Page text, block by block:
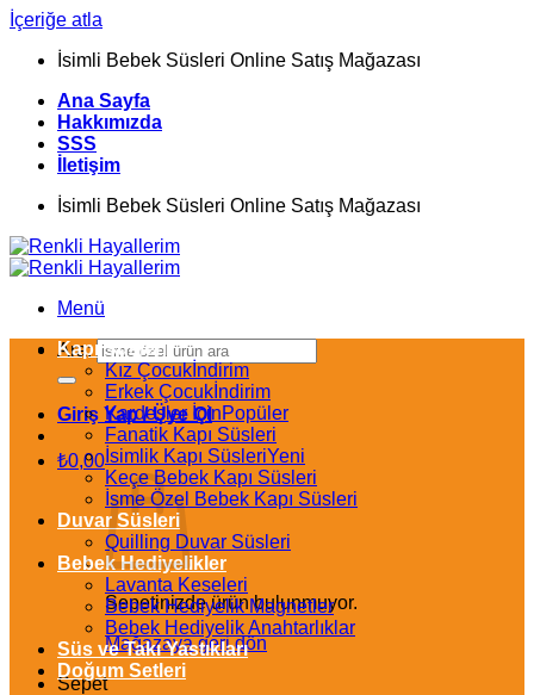
İçeriğe atla
İsimli Bebek Süsleri Online Satış Mağazası
Ana Sayfa
Hakkımızda
SSS
İletişim
İsimli Bebek Süsleri Online Satış Mağazası
Menü
Ara:
Giriş Yap / Üye Ol
₺0,00
Sepetinizde ürün bulunmuyor.
Mağazaya geri dön
Sepet
Kapı Süsleri
Kız Çocuk
Erkek Çocuk
Kardeşler İçin
Fanatik Kapı Süsleri
İsimlik Kapı Süsleri
Keçe Bebek Kapı Süsleri
İsme Özel Bebek Kapı Süsleri
Duvar Süsleri
Quilling Duvar Süsleri
Bebek Hediyelikler
Lavanta Keseleri
Bebek Hediyelik Magnetler
Bebek Hediyelik Anahtarlıklar
Süs ve Takı Yastıkları
Doğum Setleri